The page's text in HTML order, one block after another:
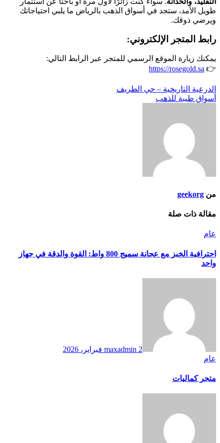
طويل الأمد، ستجد في أسواق الذهب بالرياض ما يلبي احتياجاتك
ويرضي ذوقك.
رابط المتجر الإلكتروني:
يمكنك زيارة الموقع الرسمي للمتجر عبر الرابط التالي:
👉
https://rosegold.sa
تصفّح
المقالات
الدرعية التاريخية – حي الطريف
أسواق طيبة للذهب
من geekorg
مقالة ذات صلة
عام
احترافية الخبز مع عجانة سميج 800 واط: القوة والدقة في جهاز
واحد
maxadmin 2 فبراير، 2026
عام
متجر كماليات